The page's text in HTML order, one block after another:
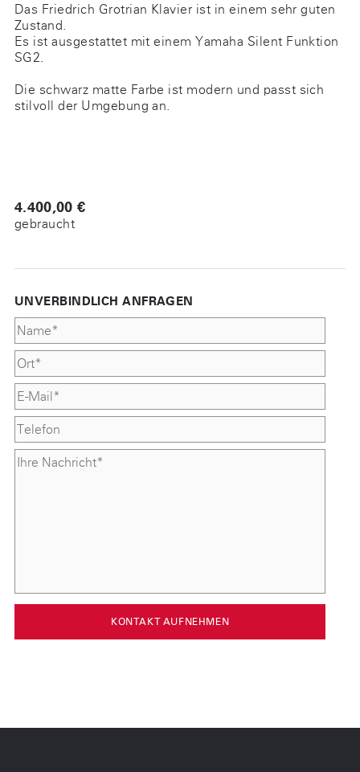
Das Friedrich Grotrian Klavier ist in einem sehr guten
Zustand.
Es ist ausgestattet mit einem Yamaha Silent Funktion
SG2.
Die schwarz matte Farbe ist modern und passt sich
stilvoll der Umgebung an.
4.400,00 €
gebraucht
UNVERBINDLICH ANFRAGEN
KONTAKT AUFNEHMEN